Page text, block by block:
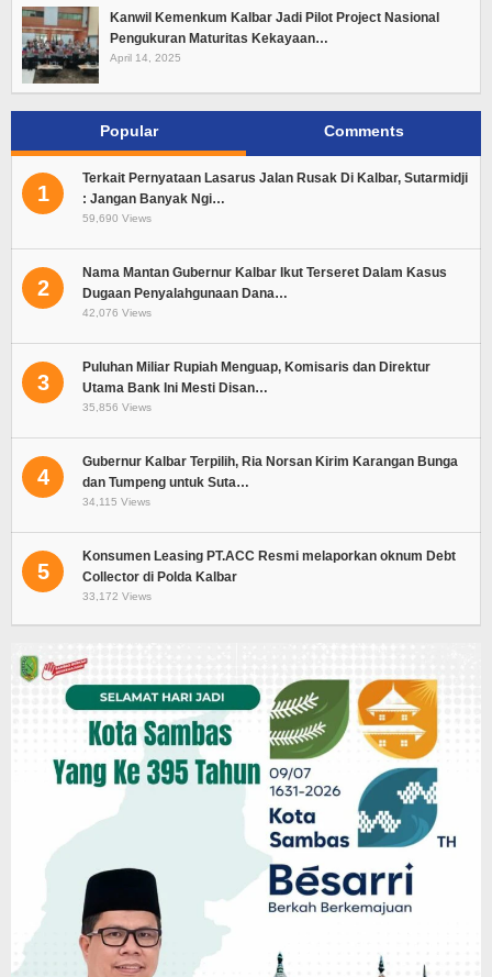
Kanwil Kemenkum Kalbar Jadi Pilot Project Nasional
Pengukuran Maturitas Kekayaan…
April 14, 2025
Popular Comments
1
Terkait Pernyataan Lasarus Jalan Rusak Di Kalbar, Sutarmidji
: Jangan Banyak Ngi…
59,690 Views
2
Nama Mantan Gubernur Kalbar Ikut Terseret Dalam Kasus
Dugaan Penyalahgunaan Dana…
42,076 Views
3
Puluhan Miliar Rupiah Menguap, Komisaris dan Direktur
Utama Bank Ini Mesti Disan…
35,856 Views
4
Gubernur Kalbar Terpilih, Ria Norsan Kirim Karangan Bunga
dan Tumpeng untuk Suta…
34,115 Views
5
Konsumen Leasing PT.ACC Resmi melaporkan oknum Debt
Collector di Polda Kalbar
33,172 Views